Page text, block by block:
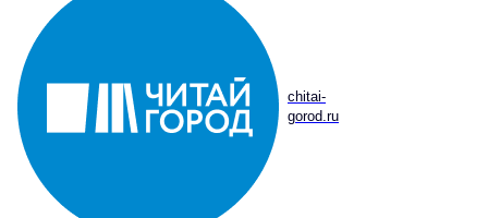
chitai-
gorod.ru